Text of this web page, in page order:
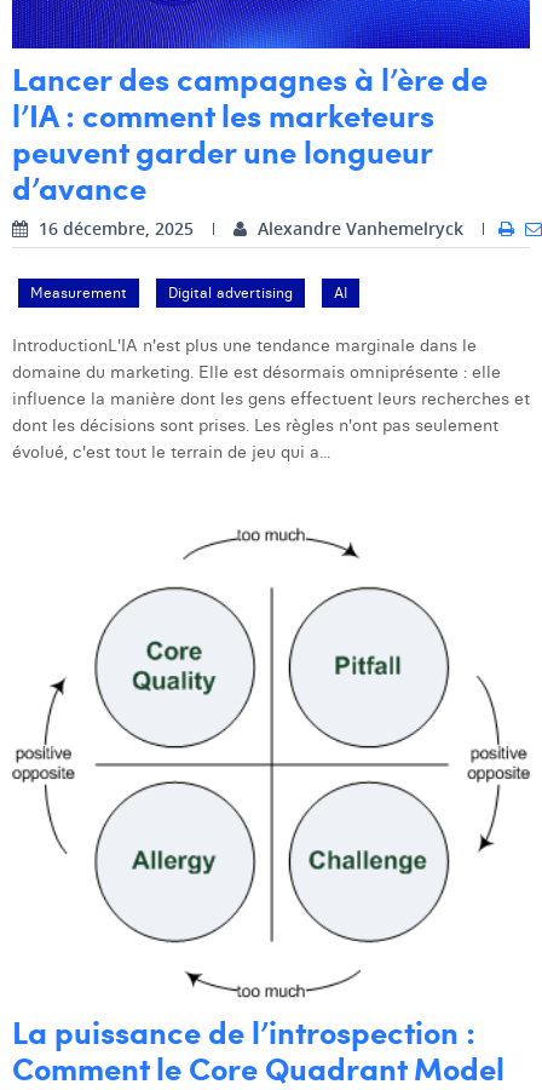
Lancer des campagnes à l’ère de
l’IA : comment les marketeurs
peuvent garder une longueur
d’avance
16 décembre, 2025 Alexandre Vanhemelryck
Measurement Digital advertising AI
IntroductionL'IA n'est plus une tendance marginale dans le
domaine du marketing. Elle est désormais omniprésente : elle
influence la manière dont les gens effectuent leurs recherches et
dont les décisions sont prises. Les règles n'ont pas seulement
évolué, c'est tout le terrain de jeu qui a...
La puissance de l’introspection :
Comment le Core Quadrant Model